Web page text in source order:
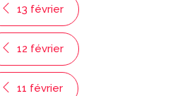
13 février
12 février
11 février